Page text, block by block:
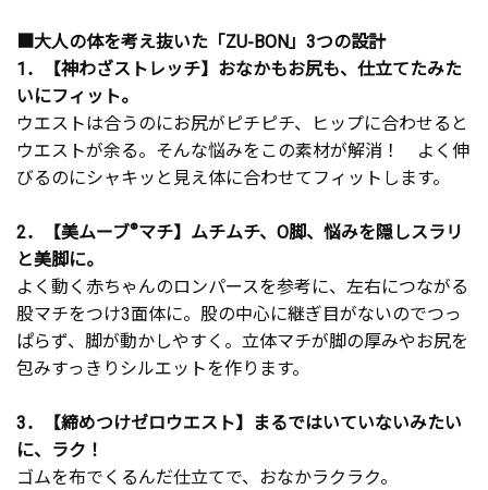
■大人の体を考え抜いた「ZU-BON」3つの設計
1．【神わざストレッチ】おなかもお尻も、仕立てたみた
いにフィット。
ウエストは合うのにお尻がピチピチ、ヒップに合わせると
ウエストが余る。そんな悩みをこの素材が解消！ よく伸
びるのにシャキッと見え体に合わせてフィットします。
2．【美ムーブ®マチ】ムチムチ、O脚、悩みを隠しスラリ
と美脚に。
よく動く赤ちゃんのロンパースを参考に、左右につながる
股マチをつけ3面体に。股の中心に継ぎ目がないのでつっ
ぱらず、脚が動かしやすく。立体マチが脚の厚みやお尻を
包みすっきりシルエットを作ります。
3．【締めつけゼロウエスト】まるではいていないみたい
に、ラク！
ゴムを布でくるんだ仕立てで、おなかラクラク。